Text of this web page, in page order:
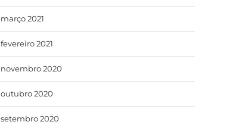
março 2021
fevereiro 2021
novembro 2020
outubro 2020
setembro 2020